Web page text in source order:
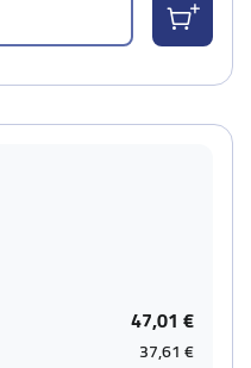
47,01 €
37,61 €